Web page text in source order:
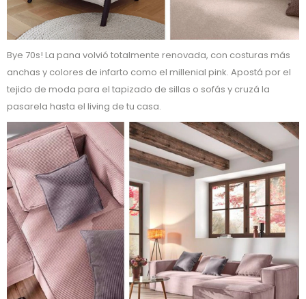
Bye 70s! La pana volvió totalmente renovada, con costuras más
anchas y colores de infarto como el millenial pink. Apostá por el
tejido de moda para el tapizado de sillas o sofás y cruzá la
pasarela hasta el living de tu casa.